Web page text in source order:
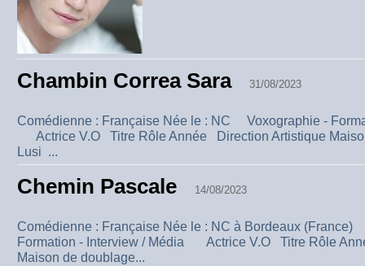
Chambin Correa Sara 31/08/2023
Comédienne : Française Née le : NC Voxographie -
Actrice V.O Titre Rôle Année Direction Artistique
Lusi ...
Chemin Pascale 14/08/2023
Comédienne : Française Née le : NC à Bordeaux
Formation - Interview / Média Actrice V.O Titre Rôle
Maison de doublage...